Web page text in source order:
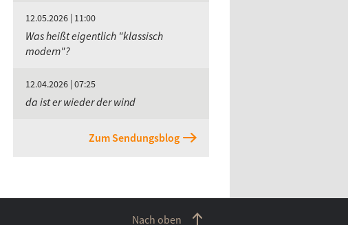
12.05.2026 | 11:00
Was heißt eigentlich "klassisch
modern"?
12.04.2026 | 07:25
da ist er wieder der wind
Zum Sendungsblog
Nach oben